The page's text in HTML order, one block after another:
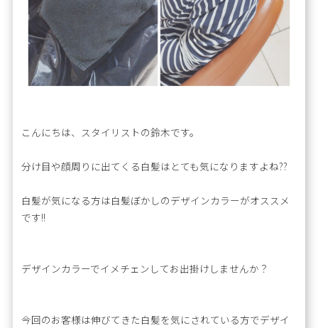
こんにちは、スタイリストの鈴木です。
分け目や顔周りに出てくる白髪はとても気になりますよね??
白髪が気になる方は白髪ぼかしのデザインカラーがオススメ
です!!
デザインカラーでイメチェンしてお出掛けしませんか？
今回のお客様は伸びてきた白髪を気にされている方でデザイ